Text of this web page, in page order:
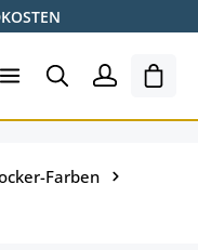
Farben